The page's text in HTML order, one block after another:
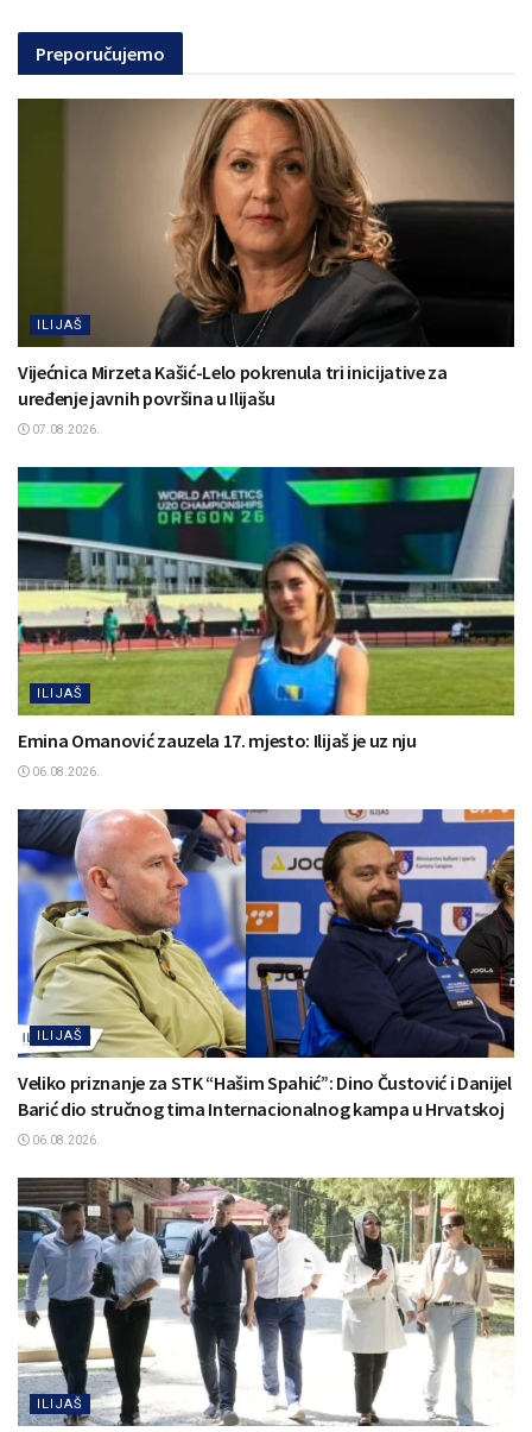
Preporučujemo
ILIJAŠ
Vijećnica Mirzeta Kašić-Lelo pokrenula tri inicijative za
uređenje javnih površina u Ilijašu
07.08.2026.
ILIJAŠ
Emina Omanović zauzela 17. mjesto: Ilijaš je uz nju
06.08.2026.
ILIJAŠ
Veliko priznanje za STK “Hašim Spahić”: Dino Čustović i Danijel
Barić dio stručnog tima Internacionalnog kampa u Hrvatskoj
06.08.2026.
ILIJAŠ